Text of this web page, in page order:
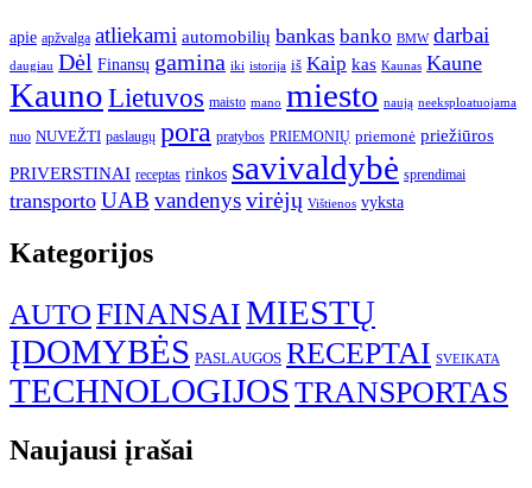
apie apžvalga atliekami automobilių bankas banko BMW darbai
daugiau Dėl Finansų gamina iki istorija iš Kaip kas Kaunas Kaune
KaunoLietuvos maisto mano miesto naują neeksploatuojama
nuo NUVEŽTI paslaugų pora pratybos PRIEMONIŲ priemonė priežiūros
PRIVERSTINAI receptas rinkos savivaldybė sprendimai
transporto UAB vandenysvirėjų Vištienos vyksta
Kategorijos
AUTOFINANSAIMIESTŲ
ĮDOMYBĖS PASLAUGOS RECEPTAI SVEIKATA
TECHNOLOGIJOSTRANSPORTAS
Naujausi įrašai